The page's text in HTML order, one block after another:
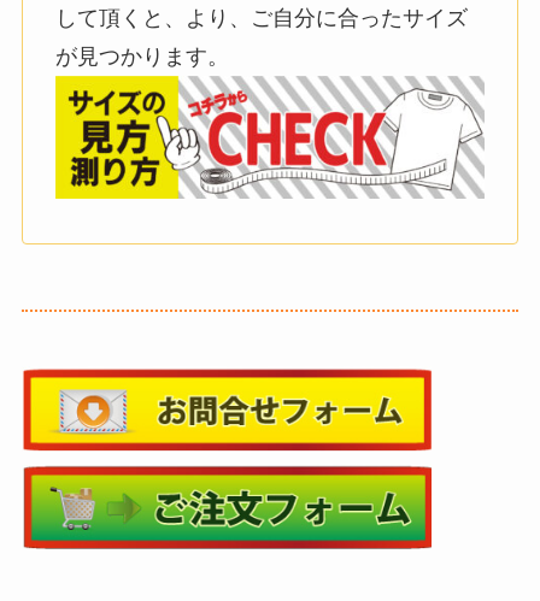
して頂くと、より、ご自分に合ったサイズ
が見つかります。